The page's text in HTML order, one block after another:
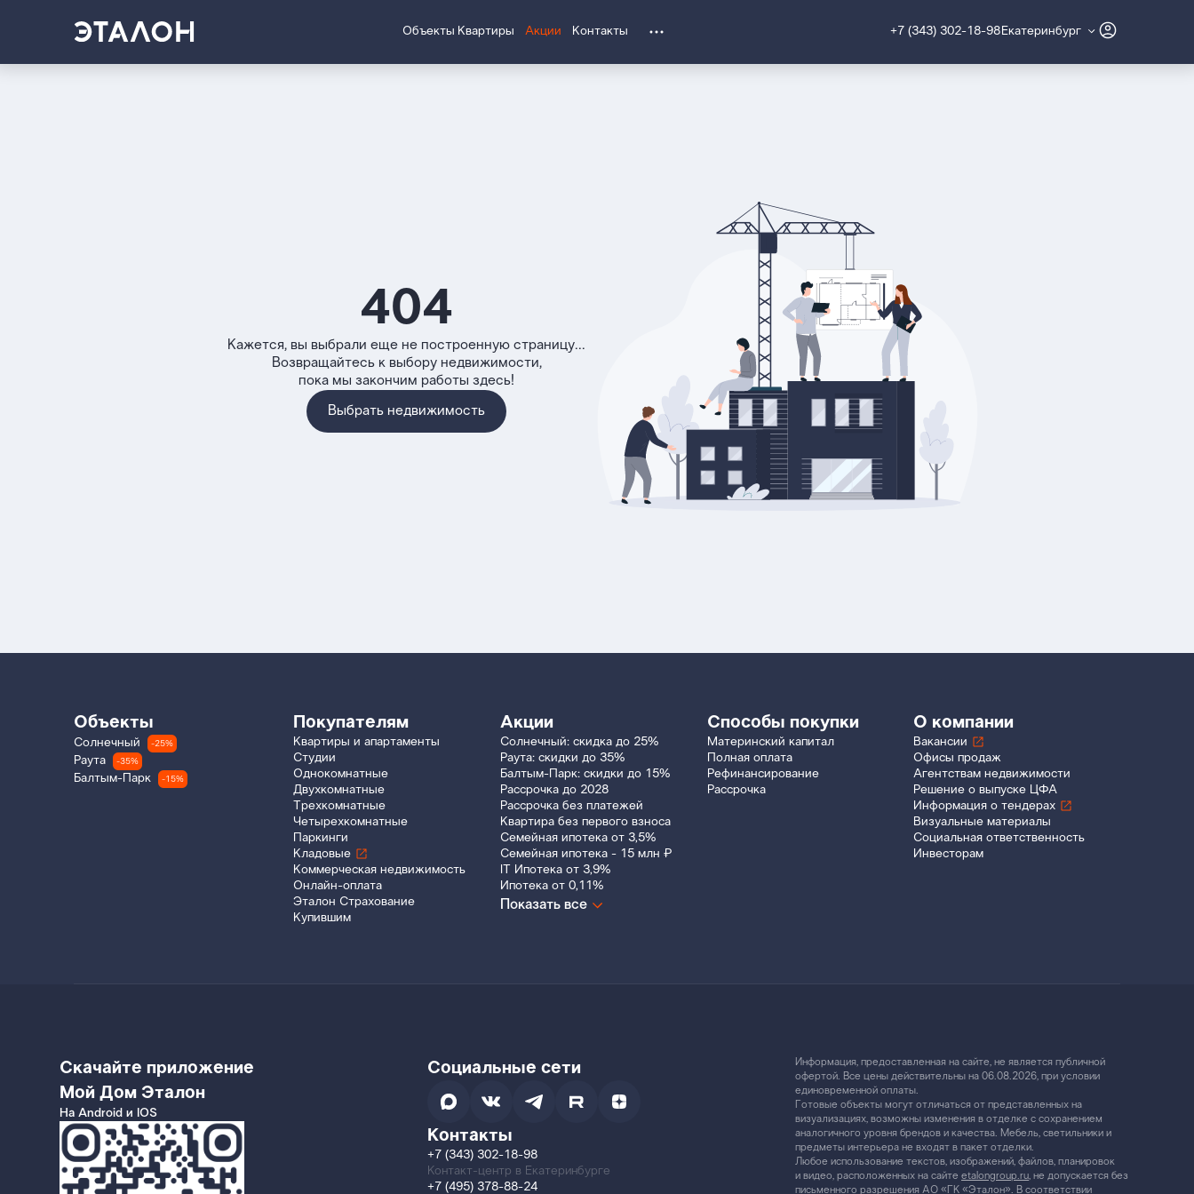
Объекты Квартиры Акции Контакты +7 (343) 302-18-98 Екатеринбург
404
Кажется, вы выбрали еще не построенную страницу...
Возвращайтесь к выбору недвижимости,
пока мы закончим работы здесь!
Выбрать недвижимость
Объекты
Солнечный -25%
Раута -35%
Балтым-Парк -15%
Покупателям
Квартиры и апартаменты
Студии
Однокомнатные
Двухкомнатные
Трехкомнатные
Четырехкомнатные
Паркинги
Кладовые
Коммерческая недвижимость
Онлайн-оплата
Эталон Страхование
Купившим
Акции
Солнечный: скидка до 25%
Раута: скидки до 35%
Балтым-Парк: скидки до 15%
Рассрочка до 2028
Рассрочка без платежей
Квартира без первого взноса
Семейная ипотека от 3,5%
Семейная ипотека - 15 млн ₽
IT Ипотека от 3,9%
Ипотека от 0,11%
Показать все
Способы покупки
Материнский капитал
Полная оплата
Рефинансирование
Рассрочка
О компании
Вакансии
Офисы продаж
Агентствам недвижимости
Решение о выпуске ЦФА
Информация о тендерах
Визуальные материалы
Социальная ответственность
Инвесторам
Скачайте приложение
Мой Дом Эталон
На Android и IOS
Социальные сети
Контакты
+7 (343) 302-18-98
Контакт-центр в Екатеринбурге
+7 (495) 378-88-24
Информация, предоставленная на сайте, не является публичной
офертой. Все цены действительны на 06.08.2026, при условии
единовременной оплаты.
Готовые объекты могут отличаться от представленных на
визуализациях, возможны изменения в отделке с сохранением
аналогичного уровня брендов и качества. Мебель, светильники и
предметы интерьера не входят в пакет отделки.
Любое использование текстов, изображений, файлов, планировок
и видео, расположенных на сайте etalongroup.ru, не допускается без
письменного разрешения АО «ГК «Эталон». В соответствии